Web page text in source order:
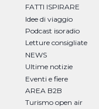
FATTI ISPIRARE
Idee di viaggio
Podcast isoradio
Letture consigliate
NEWS
Ultime notizie
Eventi e fiere
AREA B2B
Turismo open air